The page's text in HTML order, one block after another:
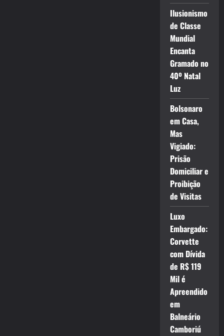
Ilusionismo
de Classe
Mundial
Encanta
Gramado no
40º Natal
Luz
Bolsonaro
em Casa,
Mas
Vigiado:
Prisão
Domiciliar e
Proibição
de Visitas
Luxo
Embargado:
Corvette
com Dívida
de R$ 119
Mil é
Apreendido
em
Balneário
Camboriú